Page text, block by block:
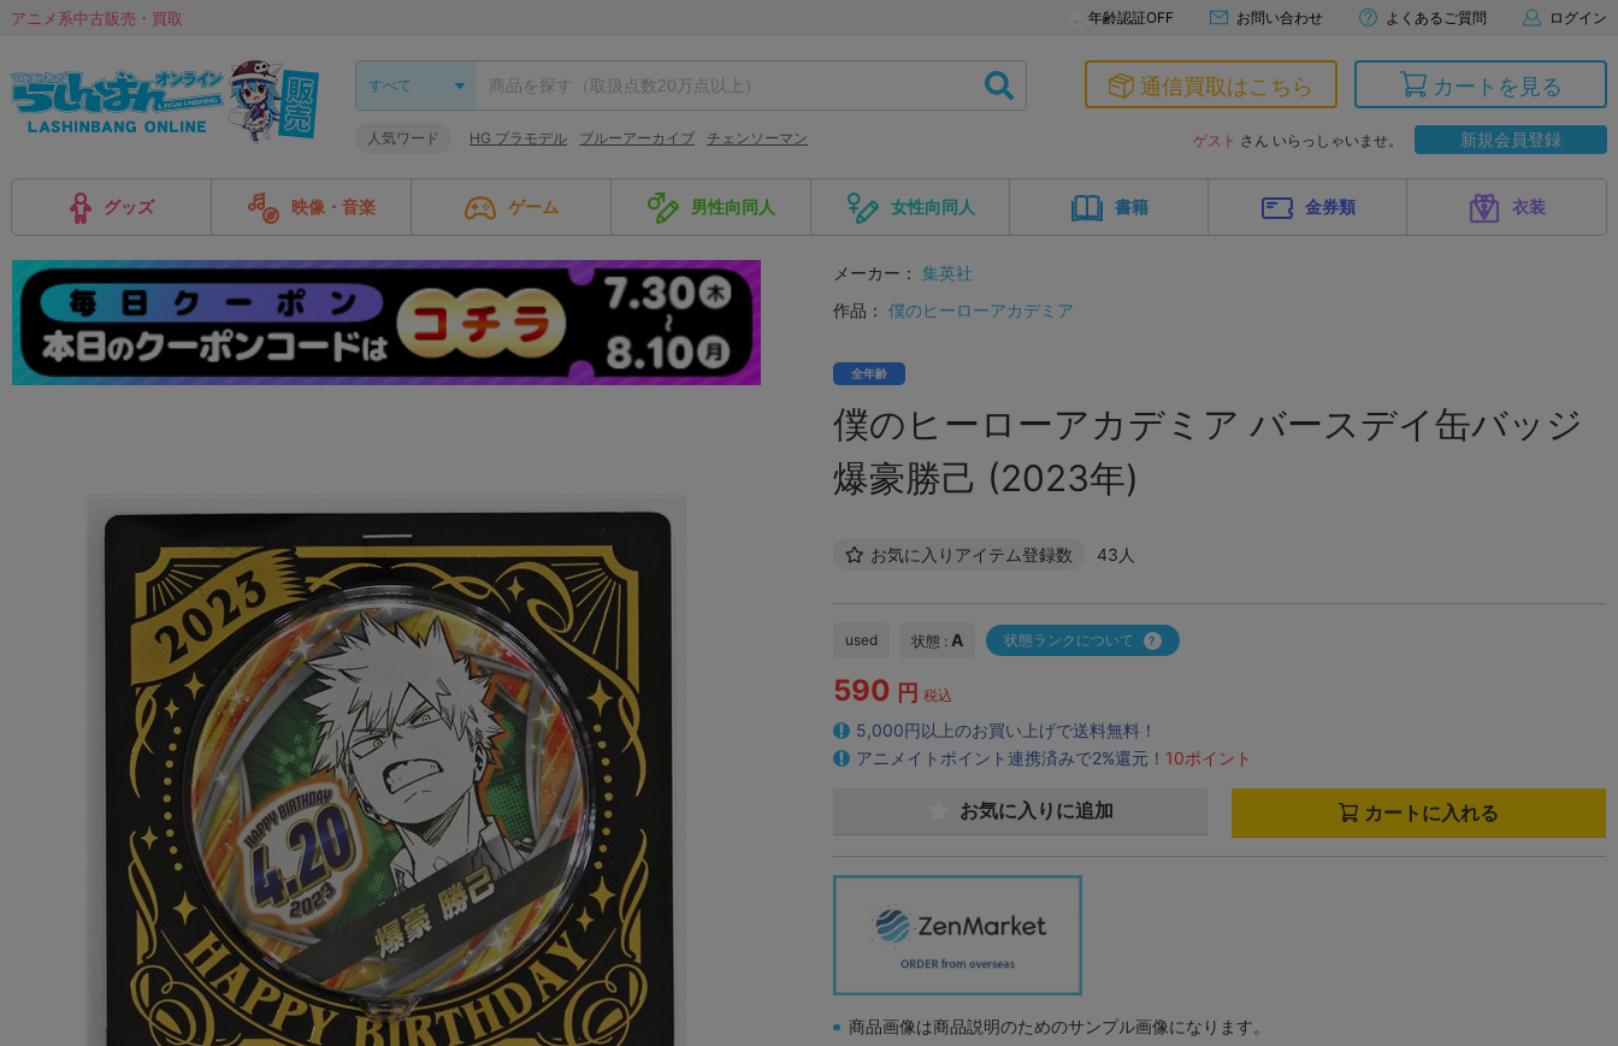
アニメ系中古販売・買取 年齢認証OFF お問い合わせ よくあるご質問 ログイン
人気ワード HG プラモデル ブルーアーカイブ チェンソーマン
通信買取はこちら カートを見る
ゲスト さん いらっしゃいませ。 新規会員登録
グッズ 映像・音楽 ゲーム 男性向同人 女性向同人 書籍 金券類 衣装
メーカー： 集英社
作品： 僕のヒーローアカデミア
全年齢
僕のヒーローアカデミア バースデイ缶バッジ
爆豪勝己 (2023年)
お気に入りアイテム登録数 43人
used 状態 : A 状態ランクについて
590 円 税込
5,000円以上のお買い上げで送料無料！
アニメイトポイント連携済みで2%還元！ 10ポイント
カートに入れる
お気に入りに追加
商品画像は商品説明のためのサンプル画像になります。